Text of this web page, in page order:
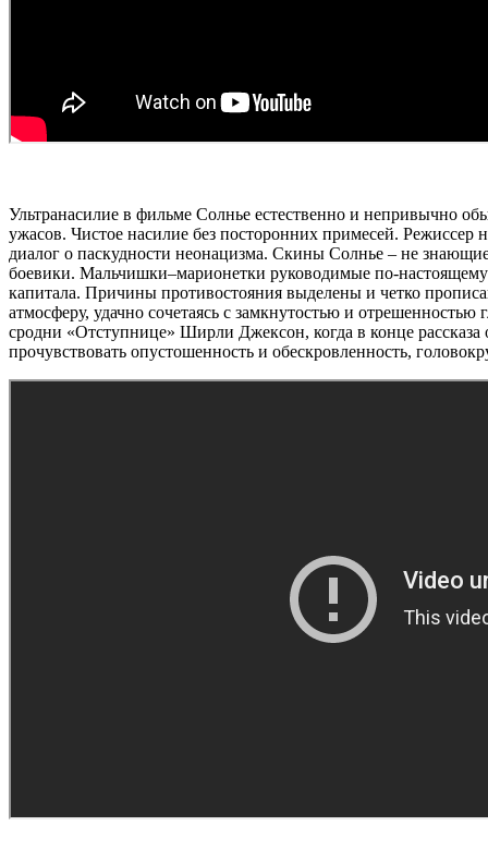
Ультранасилие в фильме Солнье естественно и непривычно
ужасов. Чистое насилие без посторонних примесей. Режиссер
диалог о паскудности неонацизма. Скины Солнье – не
боевики. Мальчишки–марионетки руководимые по-
капитала. Причины противостояния выделены и четко
атмосферу, удачно сочетаясь с замкнутостью и
сродни «Отступнице» Ширли Джексон, когда в конце
прочувствовать опустошенность и обескровленность,